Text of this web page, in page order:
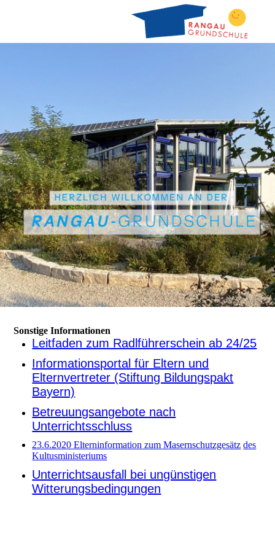
Sonstige Informationen
Leitfaden zum Radlführerschein ab 24/25
Informationsportal für Eltern und
Elternvertreter (Stiftung Bildungspakt
Bayern)
Betreuungsangebote nach
Unterrichtsschluss
23.6.2020 Elterninformation zum Masernschutzgesätz des
Kultusministeriums
Unterrichtsausfall bei ungünstigen
Witterungsbedingungen